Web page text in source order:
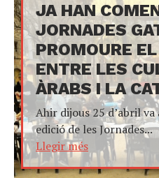
JA HAN
JORNADES
PROMOURE
ENTRE LES
ÀRABS I LA
Ahir dijous 25 d’abril
edició de les Jornades...
Llegir més